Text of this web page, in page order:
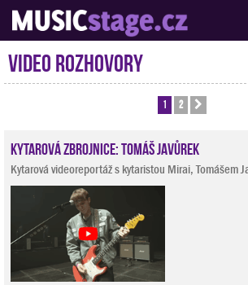
S muzikanty pro muzikanty
Video rozhovory
1 2
Kytarová zbrojnice: Tomáš Javůrek
Kytarová videoreportáž s kytaristou Mirai, Tomášem